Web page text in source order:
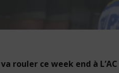
rouler ce week end à